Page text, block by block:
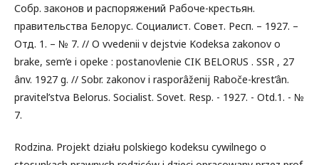
Собр. законов и распоряжений Рабоче-крестьян.
правительства Белорус. Социалист. Совет. Респ. – 1927. –
Отд. 1. – № 7. // O vvedenii v dejstvie Kodeksa zakonov o
brake, sem’e i opeke : postanovlenie CIK BELORUS . SSR , 27
ânv. 1927 g. // Sobr. zakonov i rasporâženij Raboče-krest’ân.
pravitel’stva Belorus. Socialist. Sovet. Resp. - 1927. - Otd.1. - №
7.
Rodzina. Projekt działu polskiego kodeksu cywilnego o